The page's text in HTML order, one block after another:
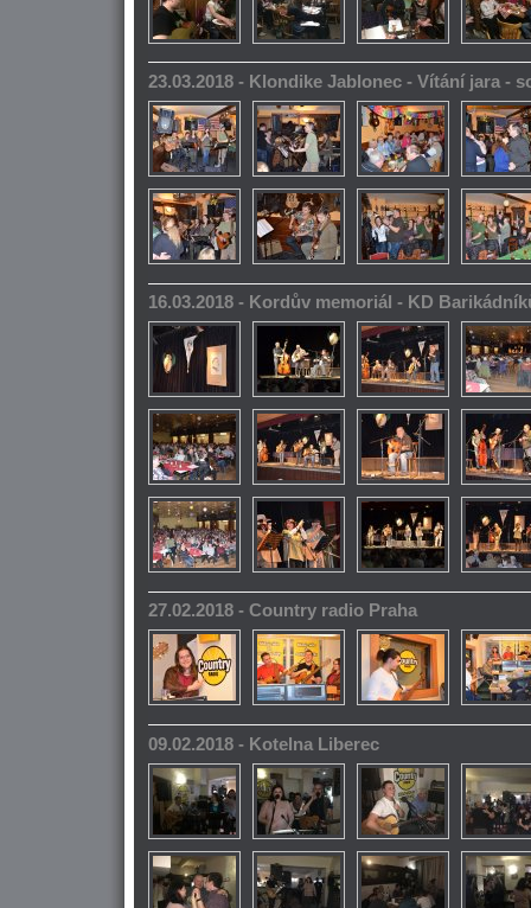
23.03.2018 - Klondike Jablonec - Vítání jara -
16.03.2018 - Kordův memoriál - KD
27.02.2018 - Country radio Praha
09.02.2018 - Kotelna Liberec